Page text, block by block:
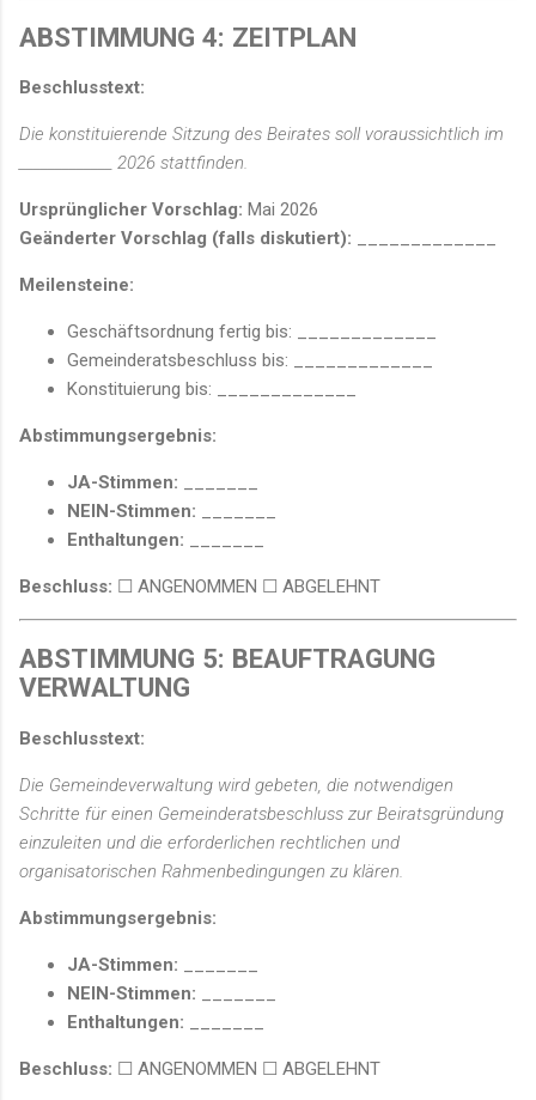
ABSTIMMUNG 4: ZEITPLAN
Beschlusstext:
Die konstituierende Sitzung des Beirates soll voraussichtlich im
_____________ 2026 stattfinden.
Ursprünglicher Vorschlag: Mai 2026
Geänderter Vorschlag (falls diskutiert):
Meilensteine:
Geschäftsordnung fertig bis: _____________
Gemeinderatsbeschluss bis: _____________
Konstituierung bis: _____________
Abstimmungsergebnis:
JA-Stimmen:
NEIN-Stimmen:
Enthaltungen:
Beschluss: ☐ ANGENOMMEN ☐ ABGELEHNT
ABSTIMMUNG 5: BEAUFTRAGUNG
VERWALTUNG
Beschlusstext:
Die Gemeindeverwaltung wird gebeten, die notwendigen
Schritte für einen Gemeinderatsbeschluss zur Beiratsgründung
einzuleiten und die erforderlichen rechtlichen und
organisatorischen Rahmenbedingungen zu klären.
Abstimmungsergebnis:
JA-Stimmen:
NEIN-Stimmen:
Enthaltungen:
Beschluss: ☐ ANGENOMMEN ☐ ABGELEHNT